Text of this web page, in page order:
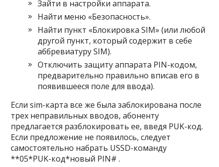
Зайти в настройки аппарата.
Найти меню «Безопасность».
Найти пункт «Блокировка SIM» (или любой
другой пункт, который содержит в себе
аббревиатуру SIM).
Отключить защиту аппарата PIN-кодом,
предварительно правильно вписав его в
появившееся поле для ввода).
Если sim-карта все же была заблокирована после
трех неправильных вводов, абоненту
предлагается разблокировать ее, введя PUK-код.
Если предложение не появилось, следует
самостоятельно набрать USSD-команду
**05*PUK-код*новый PIN# .